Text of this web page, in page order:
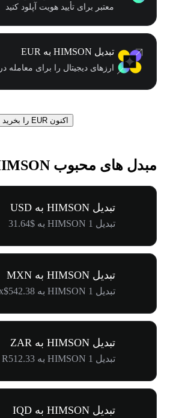
معتبر برای تأیید هویت آپلود کنید
تبدیل HIMSON به EUR
ارزهای دیجیتال را برای معامله در LBank انتخاب کنید.
اکنون EUR را بخرید
مبدل های محبوب HIMSON
تبدیل HIMSON به USD
تبدیل 1 HIMSON به $31.64
تبدیل HIMSON به MXN
تبدیل 1 HIMSON به Mex$542.38
تبدیل HIMSON به ZAR
تبدیل 1 HIMSON به R512.33
تبدیل HIMSON به IQD